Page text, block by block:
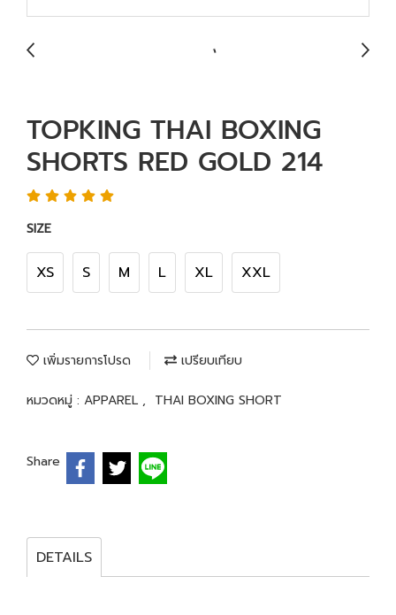
TOPKING THAI BOXING
SHORTS RED GOLD 214
SIZE
XS S M L XL XXL
เพิ่มรายการโปรด เปรียบเทียบ
หมวดหมู่ : APPAREL , THAI BOXING SHORT
Share
DETAILS